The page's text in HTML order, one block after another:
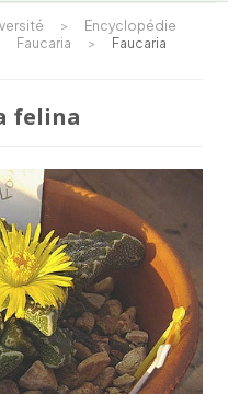
>
Encyclopédie
Faucaria >
Faucaria
felina